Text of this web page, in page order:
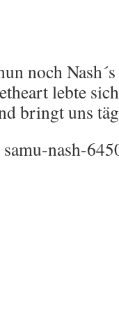
noch
lebte
bringt uns